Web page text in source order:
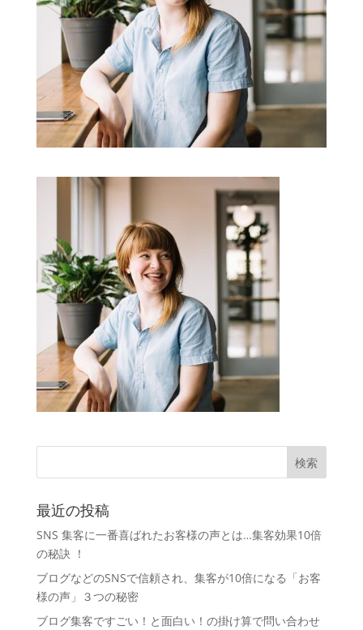
最近の投稿
SNS 集客に一番喜ばれたお客様の声とは…集客効果10倍
の秘訣 ！
ブログなどのSNSで信頼され、集客が10倍になる「お客
様の声」３つの秘密
ブログ集客ですごい！と面白い！の掛け算で問い合わせ